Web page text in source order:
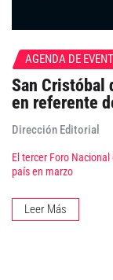
AGENDA DE
San Cristóbal
en referente
Dirección Editorial
El tercer Foro
país en marzo
Leer Más